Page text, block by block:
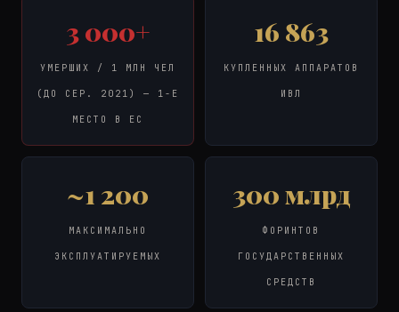
3 000+
УМЕРШИХ / 1 МЛН ЧЕЛ
(ДО СЕР. 2021) — 1-Е
МЕСТО В ЕС
16 863
КУПЛЕННЫХ АППАРАТОВ
ИВЛ
~1 200
МАКСИМАЛЬНО
ЭКСПЛУАТИРУЕМЫХ
300 млрд
ФОРИНТОВ
ГОСУДАРСТВЕННЫХ
СРЕДСТВ